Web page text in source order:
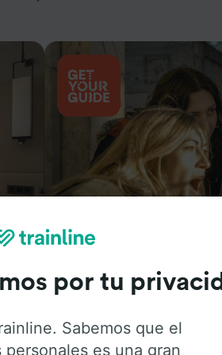
Actividades
por tu
Sabemos que el
es una gran